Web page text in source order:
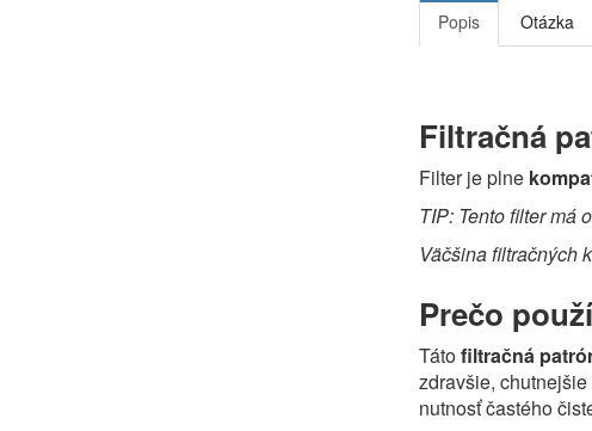
Popis Otázka
Filtračná
Filter je plne
TIP: Tento filter má
Väčšina filtračných
Prečo
Tátofiltračná
zdravšie,
nutnosť častého